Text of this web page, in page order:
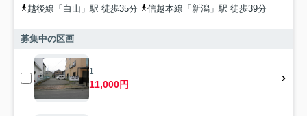
越後線「白山」駅 徒歩35分 信越本線「新潟」駅 徒歩39分
募集中の区画
1
11,000円